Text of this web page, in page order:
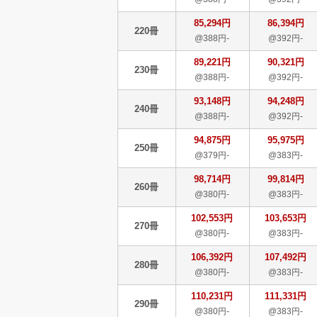
220冊
85,294円
@388円-
86,394円
@392円-
230冊
89,221円
@388円-
90,321円
@392円-
240冊
93,148円
@388円-
94,248円
@392円-
250冊
94,875円
@379円-
95,975円
@383円-
260冊
98,714円
@380円-
99,814円
@383円-
270冊
102,553円
@380円-
103,653円
@383円-
280冊
106,392円
@380円-
107,492円
@383円-
290冊
110,231円
@380円-
111,331円
@383円-